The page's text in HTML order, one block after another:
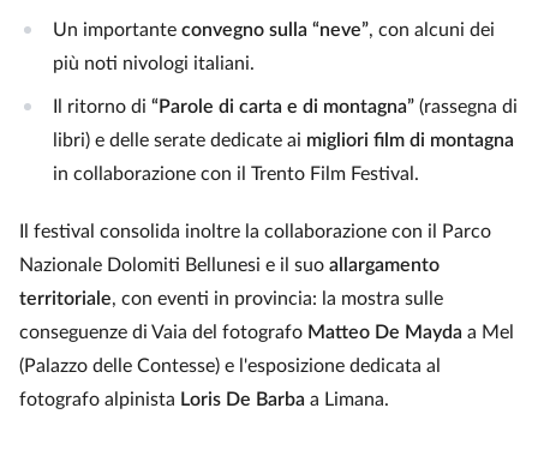
Un importante convegno sulla “neve”, con alcuni dei
più noti nivologi italiani.
Il ritorno di “Parole di carta e di montagna” (rassegna di
libri) e delle serate dedicate ai migliori film di montagna
in collaborazione con il Trento Film Festival.
Il festival consolida inoltre la collaborazione con il Parco
Nazionale Dolomiti Bellunesi e il suo allargamento
territoriale, con eventi in provincia: la mostra sulle
conseguenze di Vaia del fotografo Matteo De Mayda a Mel
(Palazzo delle Contesse) e l'esposizione dedicata al
fotografo alpinista Loris De Barba a Limana.